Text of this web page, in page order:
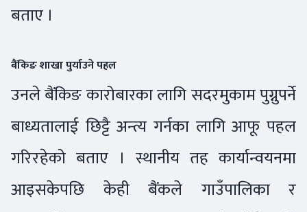
बताए ।
बैंकिङ शाखा पुर्याउने पहल
उनले बैंकिङ कारोबारका लागि सदरमुकाम पुग्नुपर्ने
बाध्यतालाई छिट्टै अन्त्य गर्नका लागि आफू पहल
गरिरहेको बताए । स्थानीय तह कार्यान्वयनमा
आइसकेपछि केही बैंकले गाउँपालिका र